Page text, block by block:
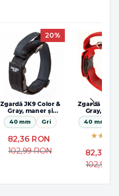
20%
Zgardă JK9 Color &
Gray, maner și
inchidere siguranta
40 mm Gri
82,36 RON
102,99RON
Zgardă JK9
Gray,
inchidere
40 mm
82,36
102,99